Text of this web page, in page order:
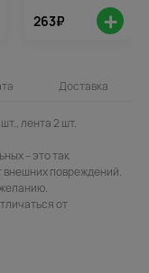
263₽ +
Доставка
лента 2 шт.
– это так
повреждений.
от